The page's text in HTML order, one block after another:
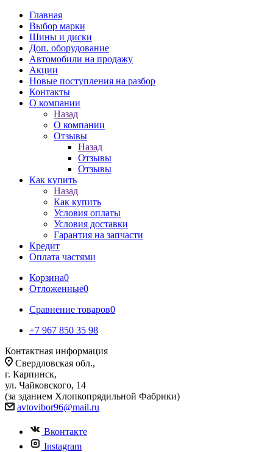
Главная
Выбор марки
Шины и диски
Доп. оборудование
Автомобили на продажу
Акции
Новые поступления на разбор
Контакты
О компании
Назад
О компании
Отзывы
Назад
Отзывы
Отзывы
Как купить
Назад
Как купить
Условия оплаты
Условия доставки
Гарантия на запчасти
Кредит
Оплата частями
Корзина0
Отложенные0
Сравнение товаров0
+7 967 850 35 98
Контактная информация
Свердловская обл.,
г. Карпинск,
ул. Чайковского, 14
(за зданием Хлопкопрядильной Фабрики)
avtovibor96@mail.ru
Вконтакте
Instagram